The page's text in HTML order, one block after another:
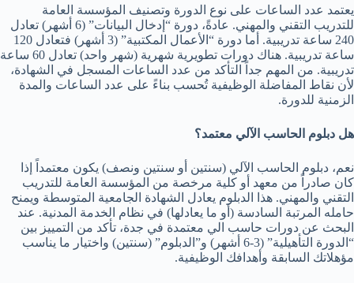
يعتمد عدد الساعات على نوع الدورة وتصنيف المؤسسة العامة
للتدريب التقني والمهني. عادةً، دورة “إدخال البيانات” (6 أشهر) تعادل
240 ساعة تدريبية. أما دورة “الأعمال المكتبية” (3 أشهر) فتعادل 120
ساعة تدريبية. هناك دورات تطويرية شهرية (شهر واحد) تعادل 60 ساعة
تدريبية. من المهم جداً التأكد من عدد الساعات المسجل في الشهادة،
لأن نقاط المفاضلة الوظيفية تُحسب بناءً على عدد الساعات والمدة
الزمنية للدورة.
هل دبلوم الحاسب الآلي معتمد؟
نعم، دبلوم الحاسب الآلي (سنتين أو سنتين ونصف) يكون معتمداً إذا
كان صادراً من معهد أو كلية مرخصة من المؤسسة العامة للتدريب
التقني والمهني. هذا الدبلوم يعادل الشهادة الجامعية المتوسطة ويمنح
حامله المرتبة السادسة (أو ما يعادلها) في نظام الخدمة المدنية. عند
البحث عن دورات حاسب الي معتمدة في جدة، تأكد من التمييز بين
“الدورة التأهيلية” (3-6 أشهر) و”الدبلوم” (سنتين) واختيار ما يناسب
مؤهلاتك السابقة وأهدافك الوظيفية.